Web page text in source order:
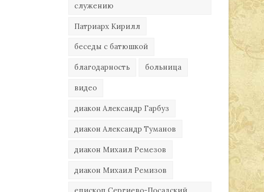
служению
Патриарх Кирилл
беседы с батюшкой
благодарность больница
видео
диакон Александр Гарбуз
диакон Александр Туманов
диакон Михаил Ремезов
диакон Михаил Ремизов